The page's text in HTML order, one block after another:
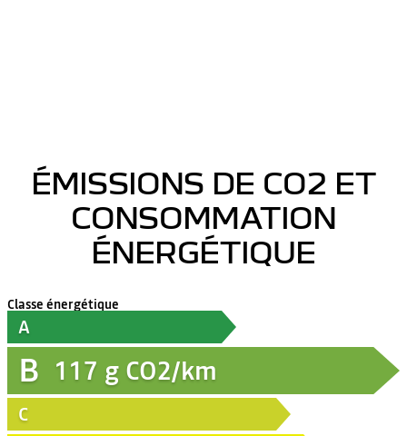
ÉMISSIONS DE CO2 ET
CONSOMMATION
ÉNERGÉTIQUE
Classe énergétique
A
B 117 g CO2/km
C